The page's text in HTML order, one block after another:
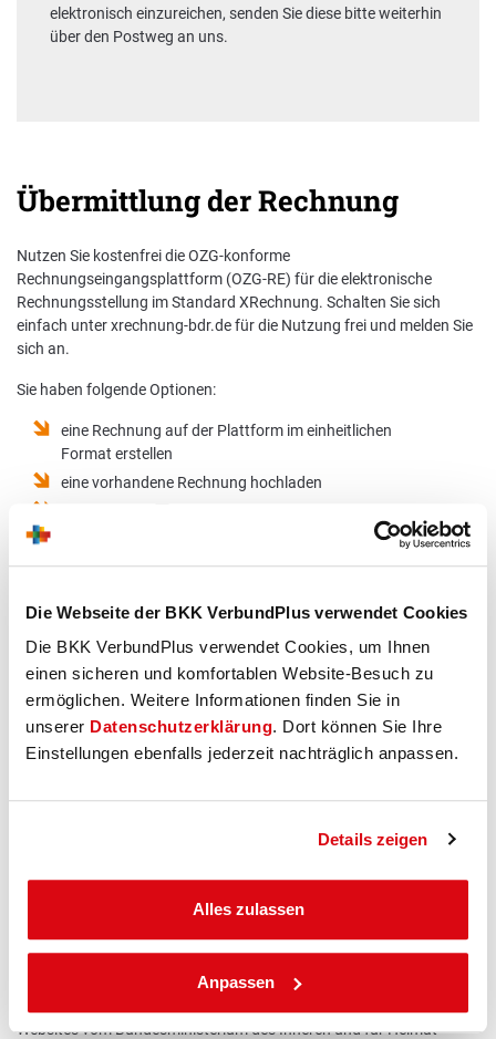
Die Webseite der BKK VerbundPlus verwendet Cookies
Die BKK VerbundPlus verwendet Cookies, um Ihnen
einen sicheren und komfortablen Website-Besuch zu
ermöglichen. Weitere Informationen finden Sie in
unserer Datenschutzerklärung. Dort können Sie Ihre
Einstellungen ebenfalls jederzeit nachträglich anpassen.
Details zeigen
Alles zulassen
Anpassen
elektronisch einzureichen, senden Sie diese bitte weiterhin
über den Postweg an uns.
Übermittlung der Rechnung
Nutzen Sie kostenfrei die OZG-konforme
Rechnungseingangsplattform (OZG-RE) für die elektronische
Rechnungsstellung im Standard XRechnung. Schalten Sie sich
einfach unter xrechnung-bdr.de für die Nutzung frei und melden Sie
sich an.
Sie haben folgende Optionen:
eine Rechnung auf der Plattform im einheitlichen
Format erstellen
eine vorhandene Rechnung hochladen
Rechnungen per De-Mail übertragen
Leitweg-ID für die BKK
VerbundPlus
Weiterführende Informationen
Websites vom Bundesministerium des Inneren und für Heimat